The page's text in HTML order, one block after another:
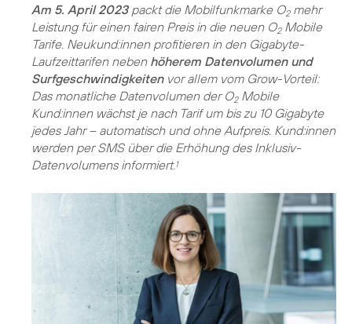
Am 5. April 2023packt die Mobilfunkmarke O2mehr
Leistung für einen fairen Preis in die neuen O2Mobile
Tarife. Neukund:innen profitieren in den Gigabyte-
Laufzeittarifen neben höherem Datenvolumen und
Surfgeschwindigkeitenvor allem vom Grow-Vorteil:
Das monatliche Datenvolumen der O2Mobile
Kund:innen wächst je nach Tarif um bis zu 10 Gigabyte
jedes Jahr – automatisch und ohne Aufpreis. Kund:innen
werden per SMS über die Erhöhung des Inklusiv-
Datenvolumens informiert. 1